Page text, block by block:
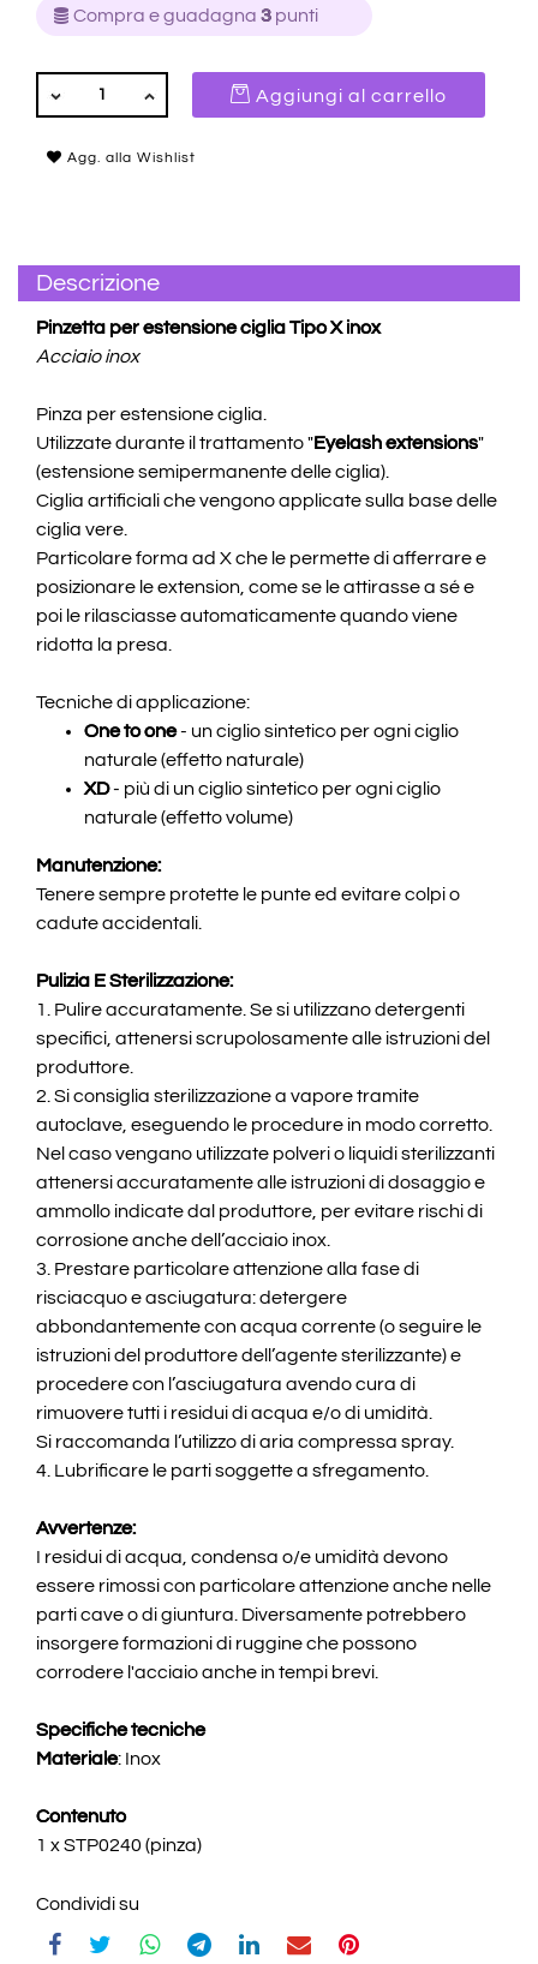
Compra e guadagna 3 punti
QUANTITÀ
Aggiungi al carrello
Agg. alla Wishlist
Descrizione
Pinzetta per estensione ciglia Tipo X inox
Acciaio inox
Pinza per estensione ciglia.
Utilizzate durante il trattamento "Eyelash extensions"
(estensione semipermanente delle ciglia).
Ciglia artificiali che vengono applicate sulla base delle
ciglia vere.
Particolare forma ad X che le permette di afferrare e
posizionare le extension, come se le attirasse a sé e
poi le rilasciasse automaticamente quando viene
ridotta la presa.
Tecniche di applicazione:
One to one- un ciglio sintetico per ogni ciglio
naturale (effetto naturale)
XD- più di un ciglio sintetico per ogni ciglio
naturale (effetto volume)
Manutenzione:
Tenere sempre protette le punte ed evitare colpi o
cadute accidentali.
Pulizia E Sterilizzazione:
1. Pulire accuratamente. Se si utilizzano detergenti
specifici, attenersi scrupolosamente alle istruzioni del
produttore.
2. Si consiglia sterilizzazione a vapore tramite
autoclave, eseguendo le procedure in modo corretto.
Nel caso vengano utilizzate polveri o liquidi sterilizzanti
attenersi accuratamente alle istruzioni di dosaggio e
ammollo indicate dal produttore, per evitare rischi di
corrosione anche dell’acciaio inox.
3. Prestare particolare attenzione alla fase di
risciacquo e asciugatura: detergere
abbondantemente con acqua corrente (o seguire le
istruzioni del produttore dell’agente sterilizzante) e
procedere con l’asciugatura avendo cura di
rimuovere tutti i residui di acqua e/o di umidità.
Si raccomanda l’utilizzo di aria compressa spray.
4. Lubrificare le parti soggette a sfregamento.
Avvertenze:
I residui di acqua, condensa o/e umidità devono
essere rimossi con particolare attenzione anche nelle
parti cave o di giuntura. Diversamente potrebbero
insorgere formazioni di ruggine che possono
corrodere l'acciaio anche in tempi brevi.
Specifiche tecniche
Materiale: Inox
Contenuto
1 x STP0240 (pinza)
Condividi su